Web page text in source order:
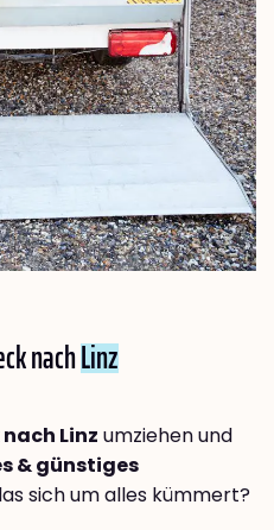
nachLinz
Linz umziehen und
& günstiges
sich um alles kümmert?